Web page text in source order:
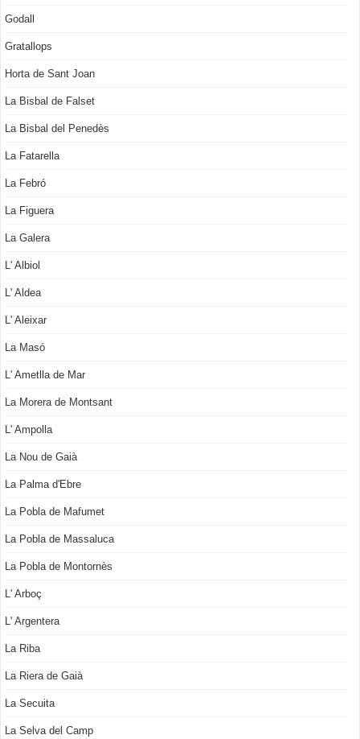
Godall
Gratallops
Horta de Sant Joan
La Bisbal de Falset
La Bisbal del Penedès
La Fatarella
La Febró
La Figuera
La Galera
L' Albiol
L' Aldea
L' Aleixar
La Masó
L' Ametlla de Mar
La Morera de Montsant
L' Ampolla
La Nou de Gaià
La Palma d'Ebre
La Pobla de Mafumet
La Pobla de Massaluca
La Pobla de Montornès
L' Arboç
L' Argentera
La Riba
La Riera de Gaià
La Secuita
La Selva del Camp